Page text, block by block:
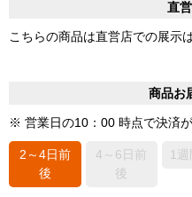
直
こちらの商品は直営店での展示
商品お
※ 営業日の10：00 時点で決済
2～4日前
後
4～6日前
後
1